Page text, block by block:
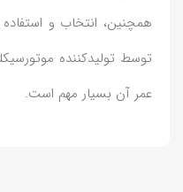
همچنین، انتخاب و
توسط تولیدکننده
عمر آن بسیار مهم است.